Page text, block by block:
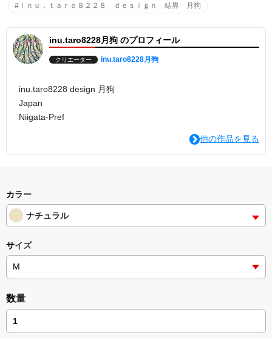
#ｉｎｕ．ｔａｒｏ８２２８ ｄｅｓｉｇｎ 結界 月狗
inu.taro8228月狗 のプロフィール
クリエーター inu.taro8228月狗
inu.taro8228 design 月狗
Japan
Niigata-Pref
他の作品を見る
カラー
ナチュラル
サイズ
数量